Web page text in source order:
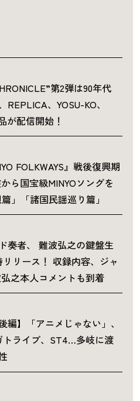
第2弾は90年代
、YOSU-KO、
が配信開始！
FOLKWAYS』戦後復興期
ら国宝級MINYOソングを
」「諸国民謡巡り篇」
奏者、 難波弘之の鍵盤生
リース！ 収録内容、ジャ
之本人コメントも到着
】「アニメじゃない」、
トライブ、ST4…多岐に渡